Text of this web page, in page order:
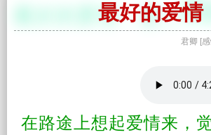
最好的爱情
君卿 [
在路途上想起爱情来，